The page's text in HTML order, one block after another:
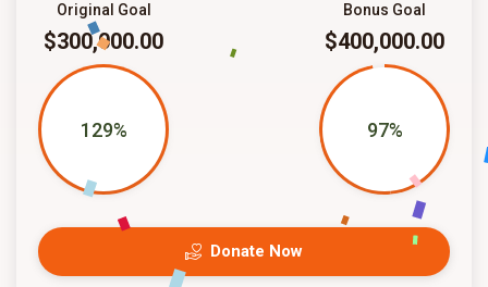
Bonus Goal
$400,000.00
97%
Original Goal
$300,000.00
129%
Donate Now